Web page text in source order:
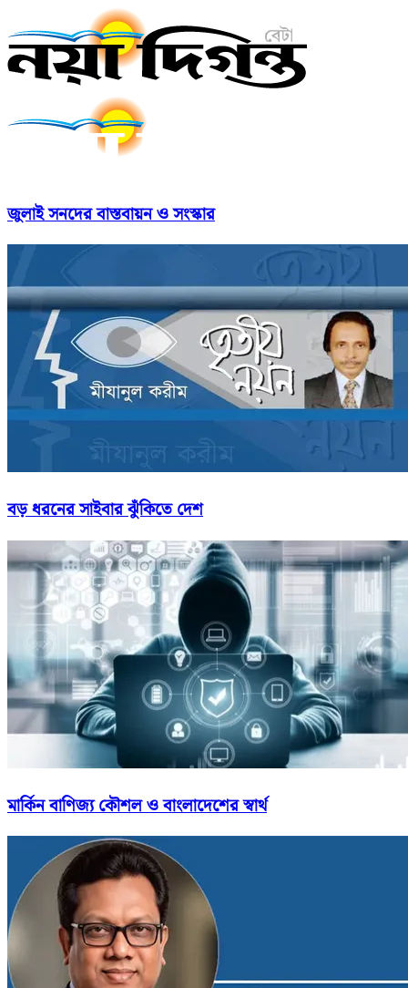
জুলাই সনদের বাস্তবায়ন ও সংস্কার
বড় ধরনের সাইবার ঝুঁকিতে দেশ
মার্কিন বাণিজ্য কৌশল ও বাংলাদেশের স্বার্থ